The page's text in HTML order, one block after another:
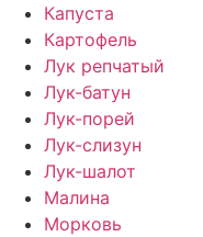
Капуста
Картофель
Лук репчатый
Лук-батун
Лук-порей
Лук-слизун
Лук-шалот
Малина
Морковь